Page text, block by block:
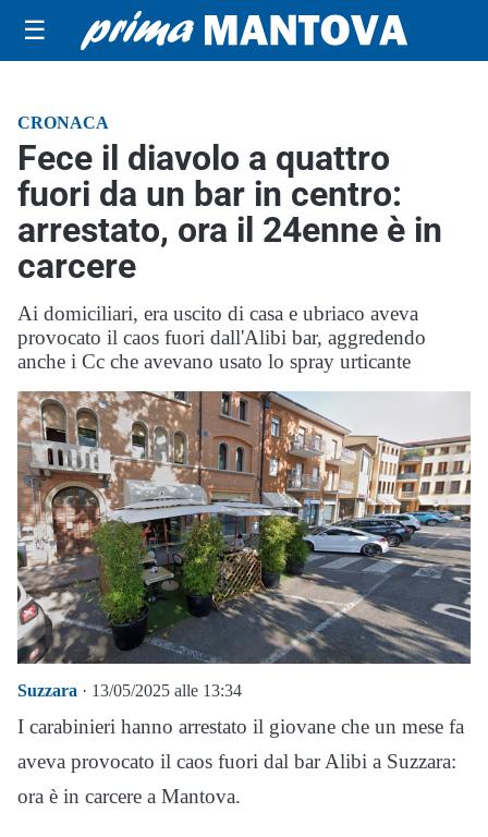
☰
CRONACA
Fece il diavolo a quattro
fuori da un bar in centro:
arrestato, ora il 24enne è in
carcere
Ai domiciliari, era uscito di casa e ubriaco aveva
provocato il caos fuori dall'Alibi bar, aggredendo
anche i Cc che avevano usato lo spray urticante
Suzzara · 13/05/2025 alle 13:34
I carabinieri hanno arrestato il giovane che un mese fa
aveva provocato il caos fuori dal bar Alibi a Suzzara:
ora è in carcere a Mantova.